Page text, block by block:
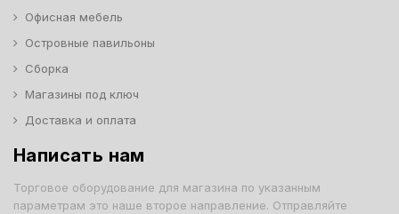
Офисная мебель
Островные павильоны
Сборка
Магазины под ключ
Доставка и оплата
Написать нам
Торговое оборудование для магазина по указанным
параметрам это наше второе направление. Отправляйте